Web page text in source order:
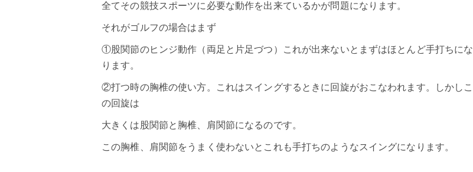
全てその競技スポーツに必要な動作を出来ているかが問題になります。
それがゴルフの場合はまず
①股関節のヒンジ動作（両足と片足づつ）これが出来ないとまずはほとんど手打ちにな
ります。
②打つ時の胸椎の使い方。これはスイングするときに回旋がおこなわれます。しかしこ
の回旋は
大きくは股関節と胸椎、肩関節になるのです。
この胸椎、肩関節をうまく使わないとこれも手打ちのようなスイングになります。